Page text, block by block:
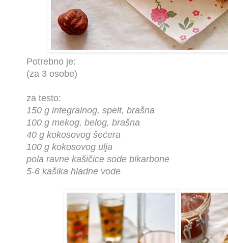
Potrebno je:
(za 3 osobe)
za testo:
150 g integralnog, spelt, brašna
100 g mekog, belog, brašna
40 g kokosovog šećera
100 g kokosovog ulja
pola ravne kašičice sode bikarbone
5-6 kašika hladne vode